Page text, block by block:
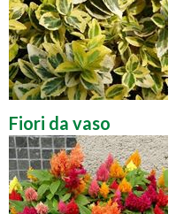
Fiori da vaso